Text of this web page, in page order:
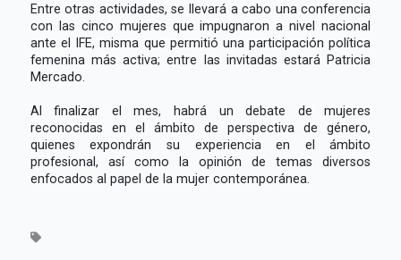
Entre otras actividades, se llevará a cabo una conferencia
con las cinco mujeres que impugnaron a nivel nacional
ante el IFE, misma que permitió una participación política
femenina más activa; entre las invitadas estará Patricia
Mercado.
Al finalizar el mes, habrá un debate de mujeres
reconocidas en el ámbito de perspectiva de género,
quienes expondrán su experiencia en el ámbito
profesional, así como la opinión de temas diversos
enfocados al papel de la mujer contemporánea.